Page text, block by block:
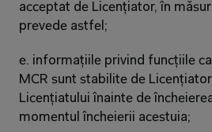
acceptat de Licențiator, în
prevede astfel;
e. informațiile privind funcțiile
MCR sunt stabilite de
Licențiatului înainte de
momentul încheierii acestuia;